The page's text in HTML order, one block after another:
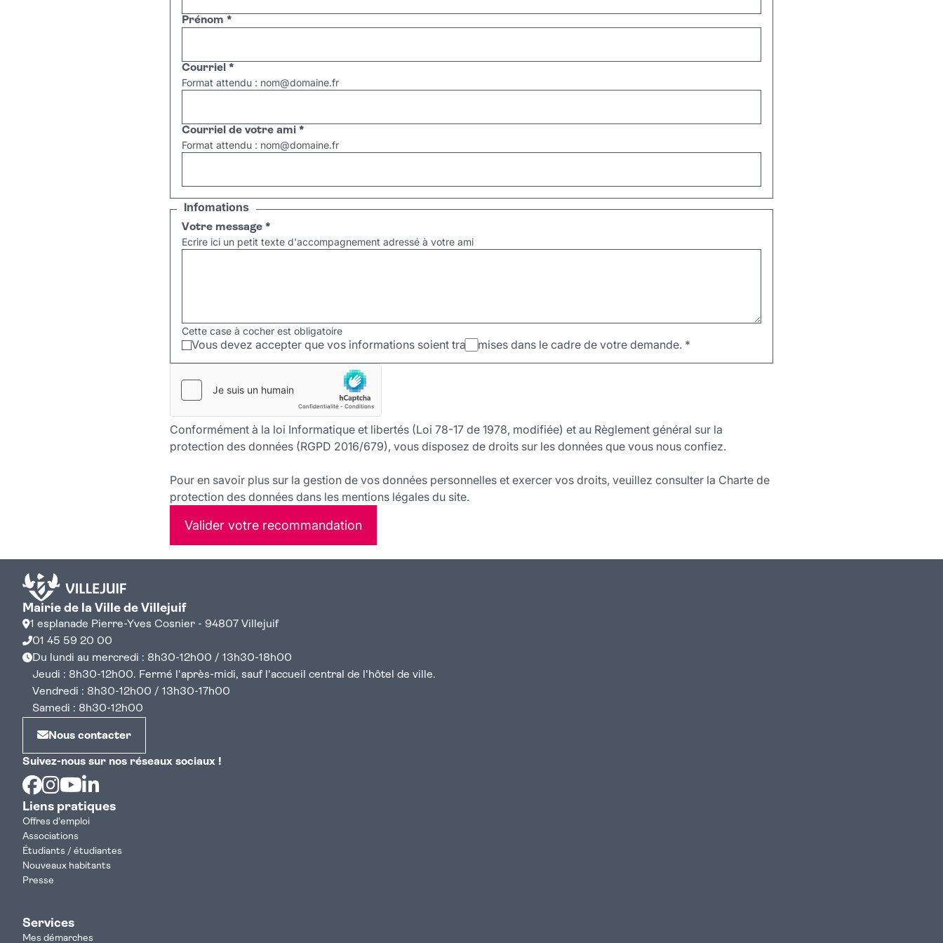
Prénom *
Courriel *
Format attendu : nom@domaine.fr
Courriel de votre ami *
Format attendu : nom@domaine.fr
Infomations
Votre message *
Ecrire ici un petit texte d'accompagnement adressé à votre ami
Cette case à cocher est obligatoire
Vous devez accepter que vos informations soient transmises dans le cadre de votre demande. *
Conformément à la loi Informatique et libertés (Loi 78-17 de 1978, modifiée) et au Règlement général sur la
protection des données (RGPD 2016/679), vous disposez de droits sur les données que vous nous confiez.
Pour en savoir plus sur la gestion de vos données personnelles et exercer vos droits, veuillez consulter la Charte de
protection des données dans les mentions légales du site.
Valider votre recommandation
Mairie de la Ville de Villejuif
1 esplanade Pierre-Yves Cosnier - 94807 Villejuif
01 45 59 20 00
Du lundi au mercredi : 8h30-12h00 / 13h30-18h00
Jeudi : 8h30-12h00. Fermé l'après-midi, sauf l'accueil central de l'hôtel de ville.
Vendredi : 8h30-12h00 / 13h30-17h00
Samedi : 8h30-12h00
Nous contacter
Suivez-nous sur nos réseaux sociaux !
Facebook
Instagram
Youtube
Liens pratiques
Offres d'emploi
Associations
Étudiants / étudiantes
Nouveaux habitants
Presse
Services
Mes démarches